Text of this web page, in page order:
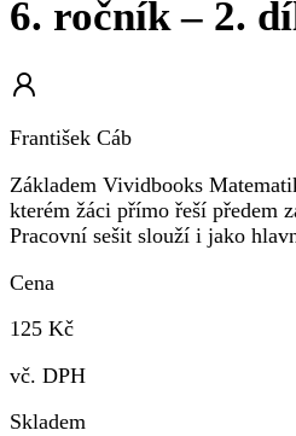
6. ročník – 2.
František Cáb
Základem Vividbooks
kterém žáci přímo řeší předem
Pracovní sešit slouží i jako
Cena
125 Kč
vč. DPH
Skladem